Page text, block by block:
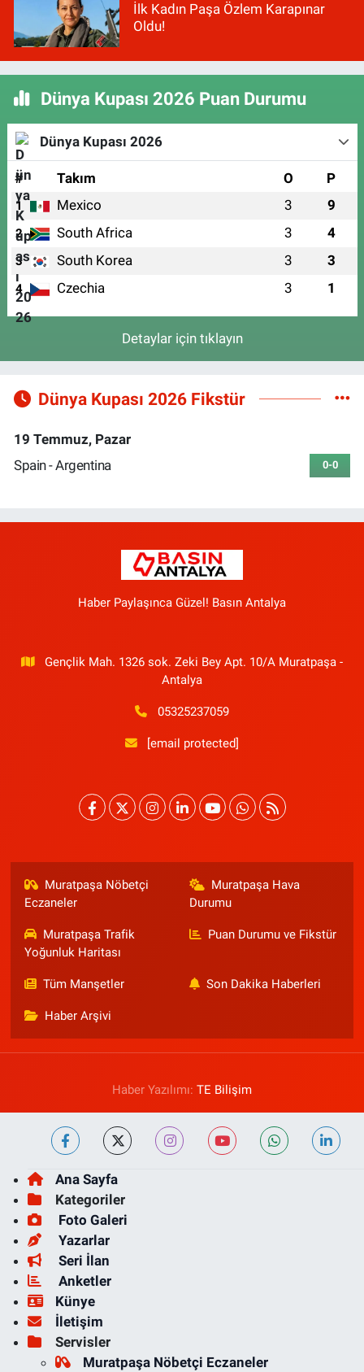
İlk Kadın Paşa Özlem Karapınar
Oldu!
Dünya Kupası 2026 Puan Durumu
Dünya Kupası 2026
# Takım O P
1 Mexico 3 9
2 South Africa 3 4
3 South Korea 3 3
4 Czechia 3 1
Detaylar için tıklayın
Dünya Kupası 2026 Fikstür
19 Temmuz, Pazar
Spain - Argentina
0-0
Haber Paylaşınca Güzel! Basın Antalya
Gençlik Mah. 1326 sok. Zeki Bey Apt. 10/A Muratpaşa -
Antalya
05325237059
[email protected]
Muratpaşa Nöbetçi
Eczaneler
Muratpaşa Hava
Durumu
Muratpaşa Trafik
Yoğunluk Haritası
Puan Durumu ve Fikstür
Tüm Manşetler Son Dakika Haberleri
Haber Arşivi
Haber Yazılımı: TE Bilişim
Ana Sayfa
Kategoriler
Foto Galeri
Yazarlar
Seri İlan
Anketler
Künye
İletişim
Servisler
Muratpaşa Nöbetçi Eczaneler